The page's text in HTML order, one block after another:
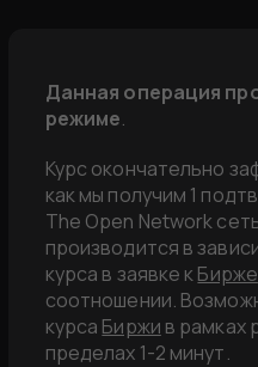
Данная операция
режиме.
Курс окончательно
как мы получим 1
The Open Network
производится в
курса в заявке кБирже
соотношении.
курса Биржи в рамках
пределах 1-2 минут.